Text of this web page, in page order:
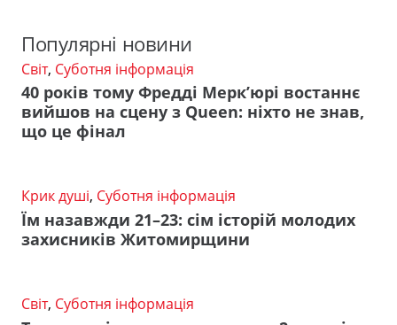
Популярні новини
Світ, Суботня інформація
40 років тому Фредді Мерк’юрі востаннє
вийшов на сцену з Queen: ніхто не знав,
що це фінал
Крик душі, Суботня інформація
Їм назавжди 21–23: сім історій молодих
захисників Житомирщини
Світ, Суботня інформація